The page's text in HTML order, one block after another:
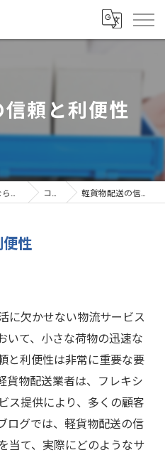
頼と利便性
コラム 軽貨物配送の信頼と利便性
性
に欠かせない物流サービス
いて、小さな荷物の迅速な
と利便性は非常に重要な要
貨物配送業者は、フレキシ
ス提供により、多くの顧客
ログでは、軽貨物配送の信
当て、実際にどのようなサ